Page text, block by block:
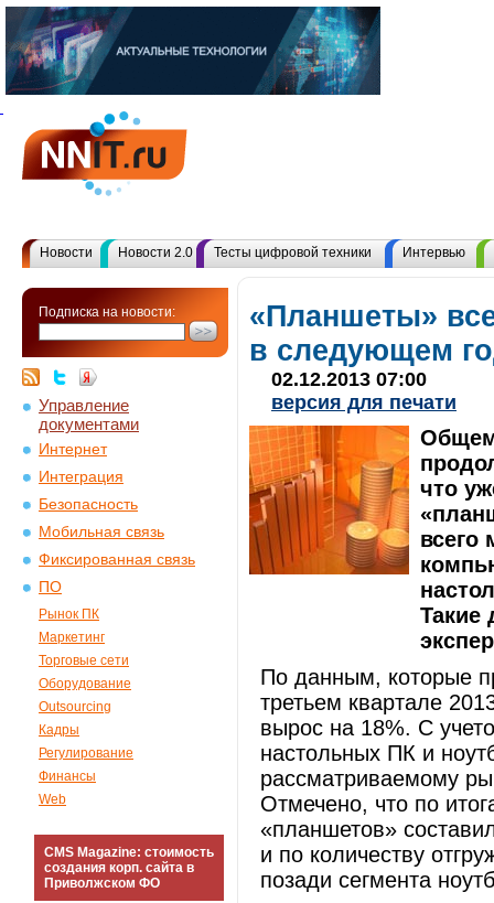
Новости Новости 2.0 Тесты цифровой техники Интервью
Подписка на новости:
Управление
документами
Интернет
Интеграция
Безопасность
Мобильная связь
Фиксированная связь
ПО
Рынок ПК
Маркетинг
Торговые сети
Оборудование
Outsourcing
Кадры
Регулирование
Финансы
Web
CMS Magazine: стоимость
создания корп. сайта в
Приволжском ФО
«Планшеты»
в следующем
02.12.2013 07:00
версия для печати
что
всего
Такие
По данным, которые
третьем квартале
вырос на 18%. С
настольных ПК и
рассматриваемому
Отмечено, что по
«планшетов»
и по количеству
позади сегмента